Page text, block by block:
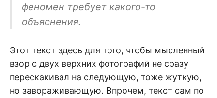
феномен требует какого-то
объяснения.
Этот текст здесь для того, чтобы мысленный
взор с двух верхних фотографий не сразу
перескакивал на следующую, тоже жуткую,
но завораживающую. Впрочем, текст сам по